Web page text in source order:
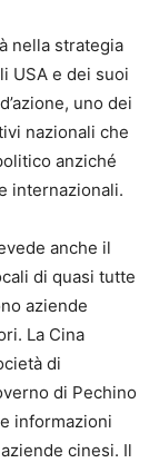
nella strategia
USA e dei suoi
uno dei
nazionali che
anziché
internazionali.
anche il
di quasi tutte
aziende
La Cina
di
di Pechino
informazioni
cinesi. Il